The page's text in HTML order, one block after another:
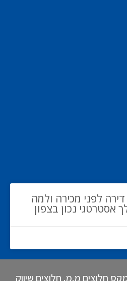
לפני מכירה ולמה
אסטרטגי נכון בצפון
חלוצים מ.מ. חלוצים שיווק